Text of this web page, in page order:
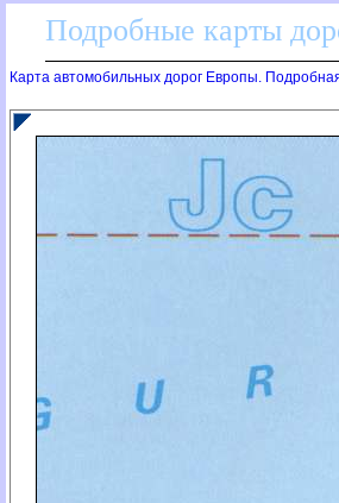
Подробные карты
Карта автомобильных дорог Европы.